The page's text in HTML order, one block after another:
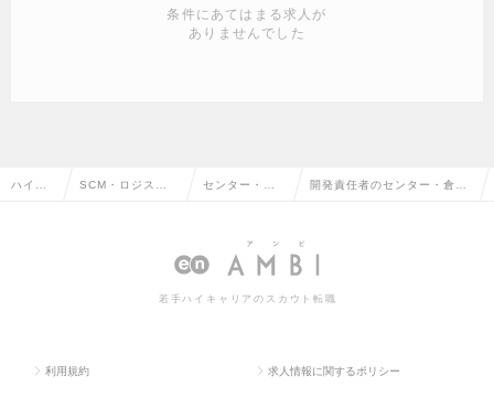
条件にあてはまる求人が
ありませんでした
ハイク SCM・ロジステ センター・倉
行・配車管理
開発責任者のセンター・倉庫
職・求人情報一覧
若手ハイキャリアのスカウト転職
利用規約 求人情報に関するポリシー